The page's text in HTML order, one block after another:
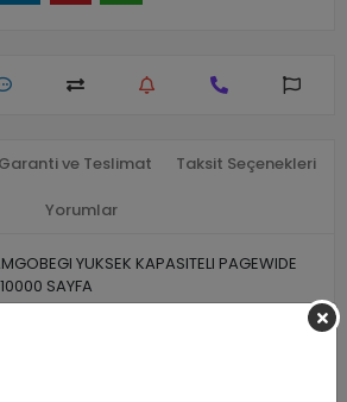
Garanti ve Teslimat Taksit Seçenekleri
Yorumlar
YUKSEK KAPASITELI PAGEWIDE
SAYFA